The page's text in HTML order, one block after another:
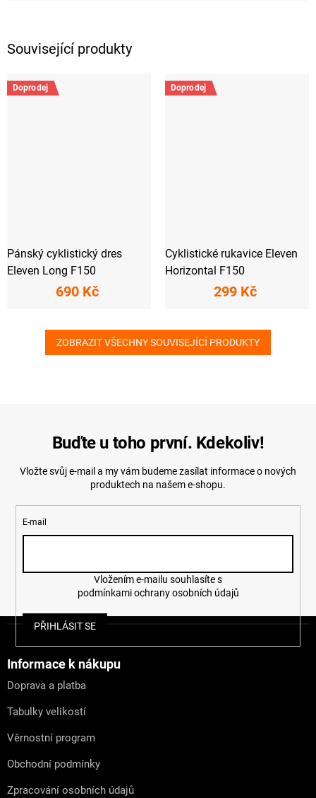
Související produkty
Doprodej
Pánský cyklistický dres
Eleven Long F150
690 Kč
Doprodej
Cyklistické rukavice Eleven
Horizontal F150
299 Kč
ZOBRAZIT VŠECHNY SOUVISEJÍCÍ PRODUKTY
Buďte u toho první. Kdekoliv!
Vložte svůj e-mail a my vám budeme zasílat informace o nových
produktech na našem e-shopu.
E-mail
podmínkami ochrany osobních údajů
PŘIHLÁSIT SE
Informace k nákupu
Doprava a platba
Tabulky velikostí
Věrnostní program
Obchodní podmínky
Zpracování osobních údajů